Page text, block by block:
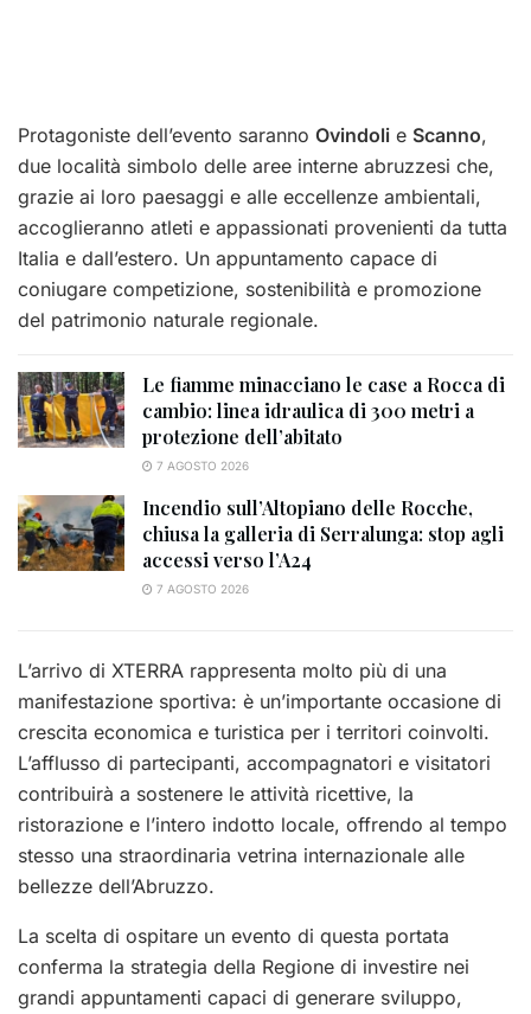
Protagoniste dell’evento saranno Ovindoli e Scanno,
due località simbolo delle aree interne abruzzesi che,
grazie ai loro paesaggi e alle eccellenze ambientali,
accoglieranno atleti e appassionati provenienti da tutta
Italia e dall’estero. Un appuntamento capace di
coniugare competizione, sostenibilità e promozione
del patrimonio naturale regionale.
Le fiamme minacciano le case a Rocca di
cambio: linea idraulica di 300 metri a
protezione dell’abitato
7 AGOSTO 2026
Incendio sull’Altopiano delle Rocche,
chiusa la galleria di Serralunga: stop agli
accessi verso l’A24
7 AGOSTO 2026
L’arrivo di XTERRA rappresenta molto più di una
manifestazione sportiva: è un’importante occasione di
crescita economica e turistica per i territori coinvolti.
L’afflusso di partecipanti, accompagnatori e visitatori
contribuirà a sostenere le attività ricettive, la
ristorazione e l’intero indotto locale, offrendo al tempo
stesso una straordinaria vetrina internazionale alle
bellezze dell’Abruzzo.
La scelta di ospitare un evento di questa portata
conferma la strategia della Regione di investire nei
grandi appuntamenti capaci di generare sviluppo,